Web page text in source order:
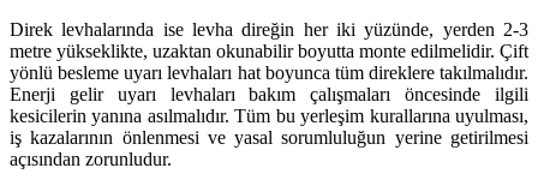
Direk levhalarında ise levha direğin her iki yüzünde, yerden 2-3
metre yükseklikte, uzaktan okunabilir boyutta monte edilmelidir. Çift
yönlü besleme uyarı levhaları hat boyunca tüm direklere takılmalıdır.
Enerji gelir uyarı levhaları bakım çalışmaları öncesinde ilgili
kesicilerin yanına asılmalıdır. Tüm bu yerleşim kurallarına uyulması,
iş kazalarının önlenmesi ve yasal sorumluluğun yerine getirilmesi
açısından zorunludur.